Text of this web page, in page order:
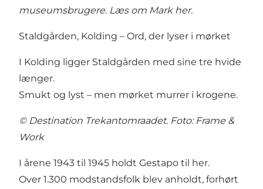
museumsbrugere. Læs om Mark her.
Staldgården, Kolding – Ord, der lyser i mørket
I Kolding ligger Staldgården med sine tre hvide
længer.
Smukt og lyst – men mørket murrer i krogene.
© Destination Trekantomraadet. Foto: Frame &
Work
I årene 1943 til 1945 holdt Gestapo til her.
Over 1.300 modstandsfolk blev anholdt, forhørt